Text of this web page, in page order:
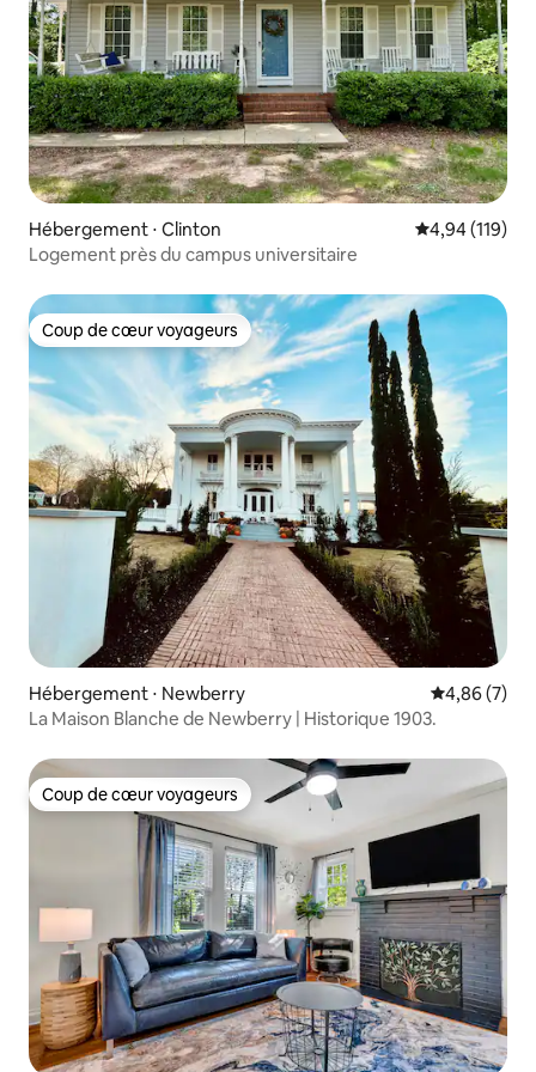
Hébergement ⋅ Clinton Évaluation
4,94 (119)
Logement près du campus universitaire
Coup de cœur voyageurs
Coup de cœur voyageurs
Hébergement ⋅ Newberry Évaluation
4,86 (7)
La Maison Blanche de Newberry | Historique 1903.
Coup de cœur voyageurs
Coup de cœur voyageurs